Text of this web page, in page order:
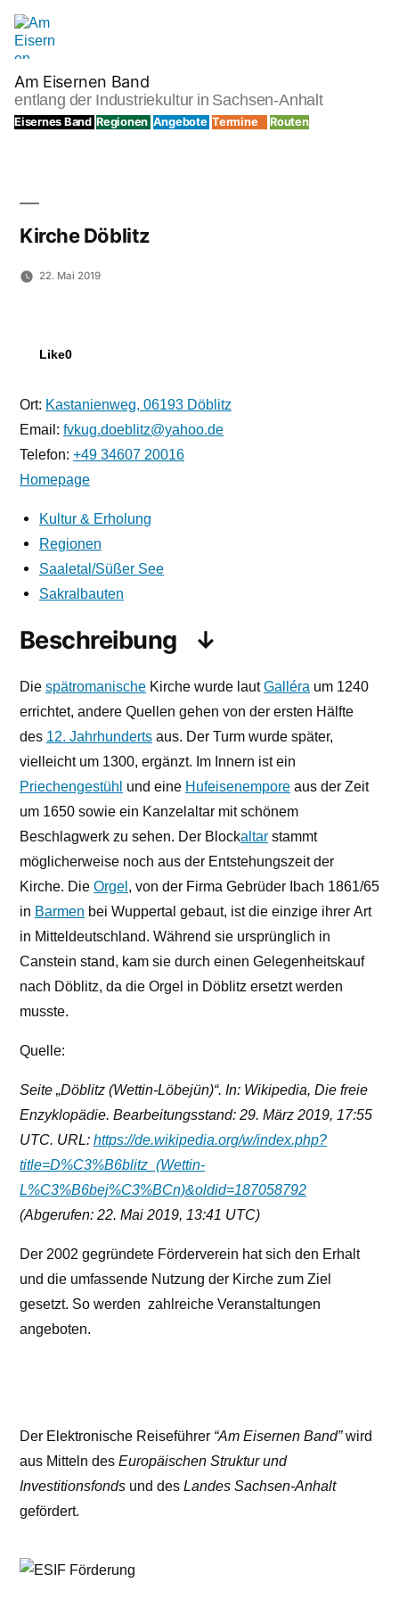
Zum
Inhalt
springen
Am Eisernen Band
entlang der Industriekultur in Sachsen-Anhalt
Eisernes Band Regionen Angebote Termine Routen
Kirche Döblitz
22. Mai 2019
Like0
Ort: Kastanienweg, 06193 Döblitz
Email: fvkug.doeblitz@yahoo.de
Telefon: +49 34607 20016
Homepage
Kultur & Erholung
Regionen
Saaletal/Süßer See
Sakralbauten
Beschreibung
Die spätromanische Kirche wurde lautGalléra um 1240
errichtet, andere Quellen gehen von der ersten Hälfte
des 12. Jahrhunderts aus. Der Turm wurde später,
vielleicht um 1300, ergänzt. Im Innern ist ein
Priechengestühl und eine Hufeisenempore aus der Zeit
um 1650 sowie ein Kanzelaltar mit schönem
Beschlagwerk zu sehen. Der Blockaltar stammt
möglicherweise noch aus der Entstehungszeit der
Kirche. Die Orgel, von der Firma Gebrüder Ibach 1861/65
in Barmen bei Wuppertal gebaut, ist die einzige ihrer Art
in Mitteldeutschland. Während sie ursprünglich in
Canstein stand, kam sie durch einen Gelegenheitskauf
nach Döblitz, da die Orgel in Döblitz ersetzt werden
musste.
Quelle:
Seite „Döblitz (Wettin-Löbejün)“. In: Wikipedia, Die freie
Enzyklopädie. Bearbeitungsstand: 29. März 2019, 17:55
UTC. URL: https://de.wikipedia.org/w/index.php?
title=D%C3%B6blitz_(Wettin-
L%C3%B6bej%C3%BCn)&oldid=187058792
(Abgerufen: 22. Mai 2019, 13:41 UTC)
Der 2002 gegründete Förderverein hat sich den Erhalt
und die umfassende Nutzung der Kirche zum Ziel
gesetzt. So werden zahlreiche Veranstaltungen
angeboten.
Der Elektronische Reiseführer “Am Eisernen Band”wird
aus Mitteln des Europäischen Struktur und
Investitionsfonds und des Landes Sachsen-Anhalt
gefördert.